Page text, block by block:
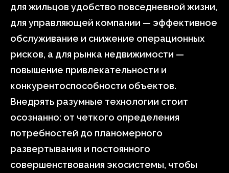
для жильцов удобство повседневной жизни,
для управляющей компании — эффективное
обслуживание и снижение операционных
рисков, а для рынка недвижимости —
повышение привлекательности и
конкурентоспособности объектов.
Внедрять разумные технологии стоит
осознанно: от четкого определения
потребностей до планомерного
развертывания и постоянного
совершенствования экосистемы, чтобы